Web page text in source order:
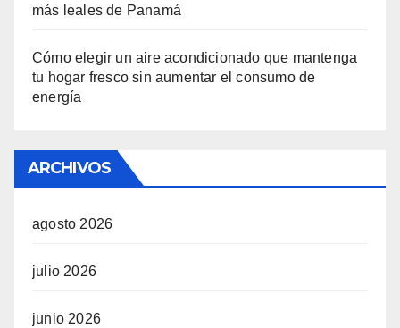
más leales de Panamá
Cómo elegir un aire acondicionado que mantenga
tu hogar fresco sin aumentar el consumo de
energía
ARCHIVOS
agosto 2026
julio 2026
junio 2026